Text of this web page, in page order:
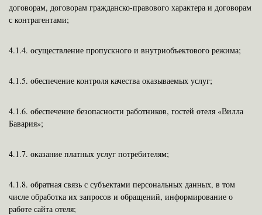
договорам, договорам гражданско-правового характера и договорам
с контрагентами;
4.1.4. осуществление пропускного и внутриобъектового режима;
4.1.5. обеспечение контроля качества оказываемых услуг;
4.1.6. обеспечение безопасности работников, гостей отеля «Вилла
Бавария»;
4.1.7. оказание платных услуг потребителям;
4.1.8. обратная связь с субъектами персональных данных, в том
числе обработка их запросов и обращений, информирование о
работе сайта отеля;